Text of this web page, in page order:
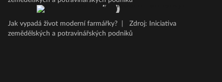
Jak vypadá život moderní farmářky?
Zdroj: Iniciativa
zemědělských a potravinářských podniků